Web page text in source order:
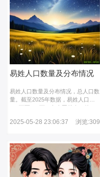
易姓人口数量及分布情况
易姓人口数量及分布情况，总人口数
量‌。截至2025年数据，易姓人口约
170万至228万，占全国总人口的
在差异，如部分资料显示2025年易
（2025年统计），较宋代第339位显
著上升。
2025-05-28 23:06:37 浏览:309